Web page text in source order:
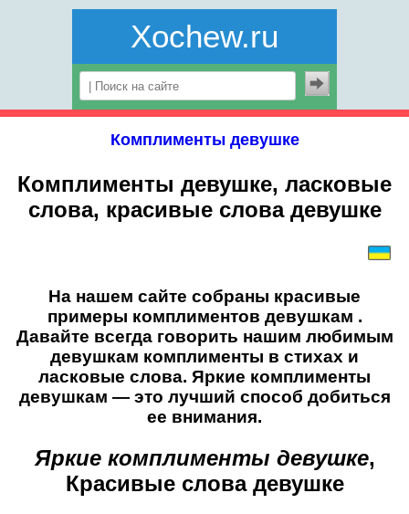
Xochew.ru
Комплименты девушке
Комплименты девушке, ласковые
слова, красивые слова девушке
На нашем сайте собраны красивые
примеры комплиментов девушкам .
Давайте всегда говорить нашим любимым
девушкам комплименты в стихах и
ласковые слова. Яркие комплименты
девушкам — это лучший способ добиться
ее внимания.
Яркие комплименты девушке,
Красивые слова девушке